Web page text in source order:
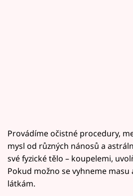
Provádíme očistné procedury,
mysl od různých nánosů a
své fyzické tělo – koupelemi,
Pokud možno se vyhneme masu
látkám.